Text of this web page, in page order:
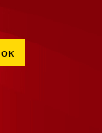
ок